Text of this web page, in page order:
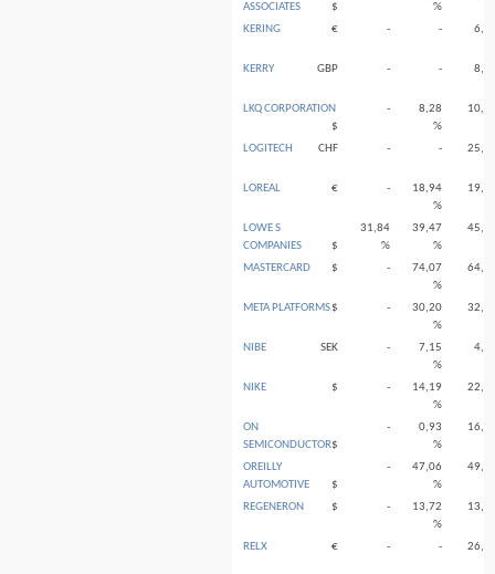
ASSOCIATES
$
%
KERING
€ - -
KERRY
GBP - -
LKQ CORPORATION
$
-
8,28
%
LOGITECH
CHF - -
LOREAL
€ -
18,94
%
LOWE S
COMPANIES
$
31,84
%
39,47
%
MASTERCARD
$ -
74,07
%
META PLATFORMS$ -
30,20
%
NIBE
SEK -
7,15
%
NIKE
$ -
14,19
%
ON
SEMICONDUCTOR$
-
0,93
%
OREILLY
AUTOMOTIVE
$
-
47,06
%
REGENERON
$ -
13,72
%
RELX
€ - -